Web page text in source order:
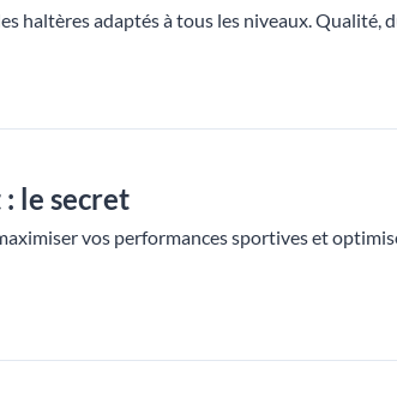
haltères adaptés à tous les niveaux. Qualité,
le secret
vos performances sportives et